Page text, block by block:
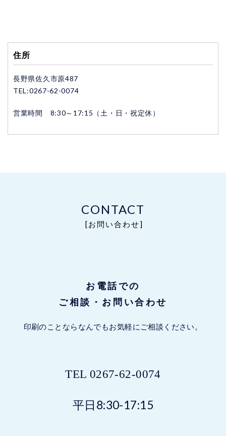
住所
長野県佐久市原487
TEL:0267-62-0074
営業時間 8:30～17:15（土・日・祝定休）
CONTACT
[お問い合わせ]
お電話での
ご相談・お問い合わせ
印刷のことならなんでもお気軽にご相談ください。
TEL 0267-62-0074
平日8:30-17:15